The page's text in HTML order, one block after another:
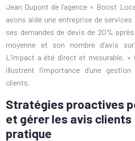
Jean Dupont de l’agence « Boost
avons aidé une entreprise de
ses demandes de devis de 20%
moyenne et son nombre d’avis
L’impact a été direct et mesurable. »
illustrent l’importance d’une
clients.
Stratégies proactives
et gérer les avis clients
pratique